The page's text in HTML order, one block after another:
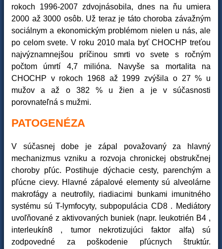
rokoch 1996-2007 zdvojnásobila, dnes na ňu umiera
2000 až 3000 osôb. Už teraz je táto choroba závažným
sociálnym a ekonomickým problémom nielen u nás, ale
po celom svete. V roku 2010 mala byť CHOCHP treťou
najvýznamnejšou príčinou smrti vo svete s ročným
počtom úmrtí 4,7 milióna. Navyše sa mortalita na
CHOCHP v rokoch 1968 až 1999 zvýšila o 27 % u
mužov a až o 382 % u žien a je v súčasnosti
porovnateľná s mužmi.
PATOGENÉZA
V súčasnej dobe je zápal považovaný za hlavný
mechanizmus vzniku a rozvoja chronickej obstrukčnej
choroby pľúc. Postihuje dýchacie cesty, parenchým a
pľúcne cievy. Hlavné zápalové elementy sú alveolárne
makrofágy a neutrofily, riadiacimi bunkami imunitného
systému sú T-lymfocyty, subpopulácia CD8 . Mediátory
uvoľňované z aktivovaných buniek (napr. leukotrién B4 ,
interleukín8 , tumor nekrotizujúci faktor alfa) sú
zodpovedné za poškodenie pľúcnych štruktúr.